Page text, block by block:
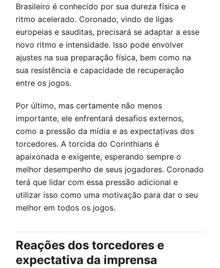
Brasileiro é conhecido por sua dureza física e
ritmo acelerado. Coronado, vindo de ligas
europeias e sauditas, precisará se adaptar a esse
novo ritmo e intensidade. Isso pode envolver
ajustes na sua preparação física, bem como na
sua resistência e capacidade de recuperação
entre os jogos.
Por último, mas certamente não menos
importante, ele enfrentará desafios externos,
como a pressão da mídia e as expectativas dos
torcedores. A torcida do Corinthians é
apaixonada e exigente, esperando sempre o
melhor desempenho de seus jogadores. Coronado
terá que lidar com essa pressão adicional e
utilizar isso como uma motivação para dar o seu
melhor em todos os jogos.
Reações dos torcedores e
expectativa da imprensa